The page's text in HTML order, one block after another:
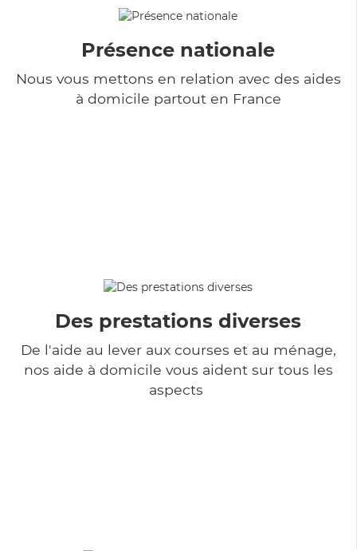
Présence nationale
Nous vous mettons en relation avec des aides
à domicile partout en France
Des prestations diverses
De l'aide au lever aux courses et au ménage,
nos aide à domicile vous aident sur tous les
aspects